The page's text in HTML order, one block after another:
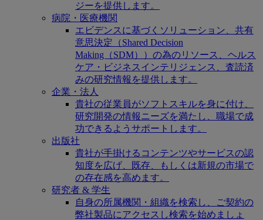
ジーを提供します。
病院・医療機関
エビデンスに基づくソリューション、共有
意思決定（Shared Decision
Making（SDM））の為のリソース、ヘルス
ケア・ビジネスインテリジェンス、査読済
みの研究情報を提供します。
企業・法人
貴社の従業員がソフトスキルを身に付け、
研究開発の情報ニーズを満たし、職場で成
功できるようサポートします。
出版社
貴社が手掛けるコンテンツやサービスの認
知度を広げ、既存、もしくは新規の市場で
の存在感を高めます。
研究者 & 学生
自身の所属機関・組織を検索し、ご契約の
弊社製品にアクセスし検索を始めましょ